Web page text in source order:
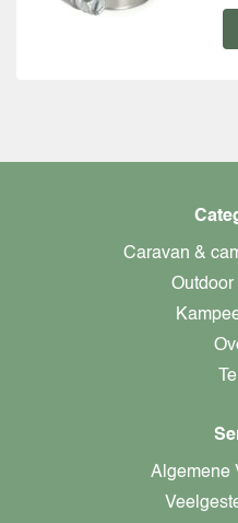
Caravan &
Outdoor
Algemene